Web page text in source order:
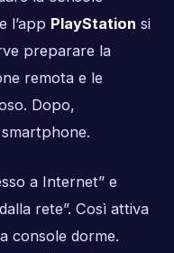
l’app PlayStation si
preparare la
remota e le
Dopo,
a Internet” e
rete”. Così attiva
console dorme.